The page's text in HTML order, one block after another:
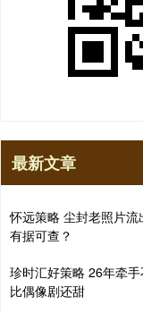
最新文章
怀远策略 尘封老照片
有据可查？
珍时汇好策略 26年牵
比偶像剧还甜